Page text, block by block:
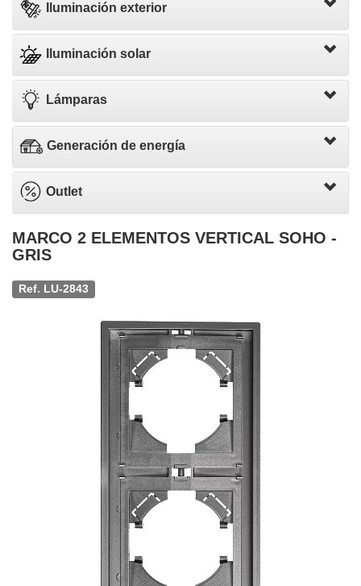
Iluminación exterior
Iluminación solar
Lámparas
Generación de energía
Outlet
MARCO 2 ELEMENTOS VERTICAL SOHO -
GRIS
Ref. LU-2843